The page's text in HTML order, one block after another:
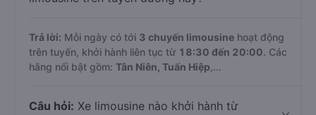
Trả lời: Mỗi ngày có tới 3 chuyến limousine hoạt động
trên tuyến, khởi hành liên tục từ 18:30 đến 20:00. Các
hãng nổi bật gồm: Tân Niên, Tuấn Hiệp ,...
Câu hỏi: Xe limousine nào khởi hành từ